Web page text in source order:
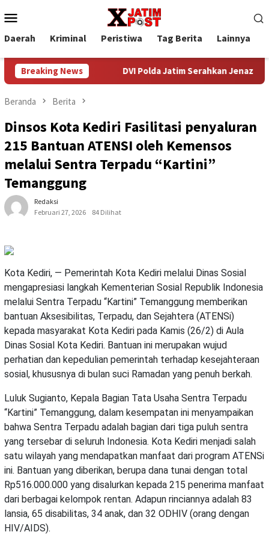
ke
kontenMobile
Daerah Kriminal Peristiwa Tag Berita Lainnya
Breaking News
AD 2026 DVI Polda Jatim Serahkan Jenazah Kelima
Beranda Berita
Dinsos Kota Kediri Fasilitasi penyaluran
215 Bantuan ATENSI oleh Kemensos
melalui Sentra Terpadu “Kartini”
Temanggung
Redaksi
Februari 27, 2026
84 Dilihat
Kota Kediri, — Pemerintah Kota Kediri melalui Dinas Sosial
mengapresiasi langkah Kementerian Sosial Republik Indonesia
melalui Sentra Terpadu “Kartini” Temanggung memberikan
bantuan Aksesibilitas, Terpadu, dan Sejahtera (ATENSi)
kepada masyarakat Kota Kediri pada Kamis (26/2) di Aula
Dinas Sosial Kota Kediri. Bantuan ini merupakan wujud
perhatian dan kepedulian pemerintah terhadap kesejahteraan
sosial, khususnya di bulan suci Ramadan yang penuh berkah.
Luluk Sugianto, Kepala Bagian Tata Usaha Sentra Terpadu
“Kartini” Temanggung, dalam kesempatan ini menyampaikan
bahwa Sentra Terpadu adalah bagian dari tiga puluh sentra
yang tersebar di seluruh Indonesia. Kota Kediri menjadi salah
satu wilayah yang mendapatkan manfaat dari program ATENSi
ini. Bantuan yang diberikan, berupa dana tunai dengan total
Rp516.000.000 yang disalurkan kepada 215 penerima manfaat
dari berbagai kelompok rentan. Adapun rinciannya adalah 83
lansia, 65 disabilitas, 34 anak, dan 32 ODHIV (orang dengan
HIV/AIDS).